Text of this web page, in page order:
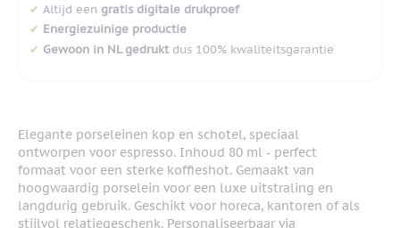
✔ Altijd een gratis digitale drukproef
✔ Energiezuinige productie
✔ Gewoon in NL gedruktdus 100% kwaliteitsgarantie
Elegante porseleinen kop en schotel, speciaal
ontworpen voor espresso. Inhoud 80 ml - perfect
formaat voor een sterke koffieshot. Gemaakt van
hoogwaardig porselein voor een luxe uitstraling en
langdurig gebruik. Geschikt voor horeca, kantoren of als
stijlvol relatiegeschenk. Personaliseerbaar via